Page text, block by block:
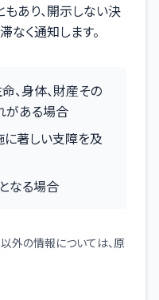
あり、開示しない決
なく通知します。
、身体、財産その
がある場合
著しい支障を及
なる場合
外の情報については、原